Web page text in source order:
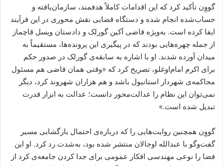
گووِن تأکید کرد که این اقدامات کاملاً هدفمند، سازمان‌یافته و
حساب‌شده انجام شده و دستگاه قضایی نقش محوری در این فرآیند
ایفا کرده است. به‌ویژه قاضی آکین گورلک و دادستان ویسل قاچماز
از جمله چهره‌هایی بودند که در پیگیری این پرونده‌ها، مستقیماً به
میدان آورده شدند. او با اشاره به سابقه‌ی گورلک در صدور حکم
برای اکرم امام‌اوغلو، تصریح کرد که «وقتی همان قاضی هم مسئول
محاکمه‌ی شهردار استانبول باشد و هم هزاران شهروند کرد، دیگر
نمی‌توان این نظام را عدالت‌محور دانست؛ عدالت به ابزار قدرت
تبدیل شده است.»
گووِن همچنین روایت‌هایی را که درباره‌ی احتمال بازگشایی مسیر
گفت‌وگو با عبدالله اوجالان منتشر شده بود، به‌شدت رد کرد. او این
فضا را نوعی مهندسی افکار عمومی برای جدا کردن جامعه‌ی کرد از